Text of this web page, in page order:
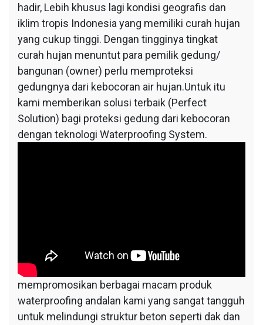
hadir, Lebih khusus lagi kondisi geografis dan
iklim tropis Indonesia yang memiliki curah hujan
yang cukup tinggi. Dengan tingginya tingkat
curah hujan menuntut para pemilik gedung/
bangunan (owner) perlu memproteksi
gedungnya dari kebocoran air hujan.Untuk itu
kami memberikan solusi terbaik (Perfect
Solution) bagi proteksi gedung dari kebocoran
dengan teknologi Waterproofing System.
mempromosikan berbagai macam produk
waterproofing andalan kami yang sangat tangguh
untuk melindungi struktur beton seperti dak dan